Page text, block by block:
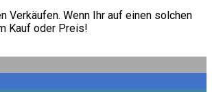
Verkäufen. Wenn Ihr auf einen solchen
Kauf oder Preis!